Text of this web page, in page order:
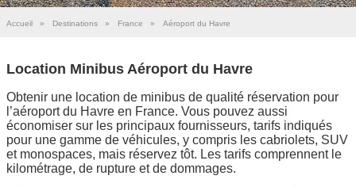
Accueil » Destinations » France » Aéroport du Havre
Location Minibus Aéroport du Havre
Obtenir une location de minibus de qualité réservation pour
l’aéroport du Havre en France. Vous pouvez aussi
économiser sur les principaux fournisseurs, tarifs indiqués
pour une gamme de véhicules, y compris les cabriolets, SUV
et monospaces, mais réservez tôt. Les tarifs comprennent le
kilométrage, de rupture et de dommages.